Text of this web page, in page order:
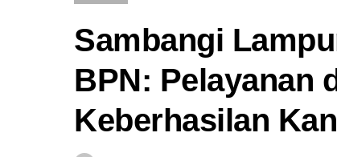
Sambangi
BPN: Pelayanan
Keberhasilan